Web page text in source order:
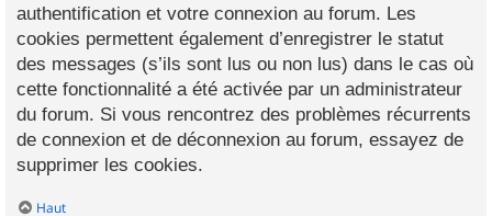
authentification et votre connexion au forum. Les
cookies permettent également d’enregistrer le statut
des messages (s’ils sont lus ou non lus) dans le cas où
cette fonctionnalité a été activée par un administrateur
du forum. Si vous rencontrez des problèmes récurrents
de connexion et de déconnexion au forum, essayez de
supprimer les cookies.
Haut